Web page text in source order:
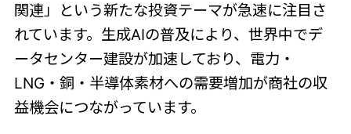
関連」という新たな投資テーマが急速に注目さ
れています。生成AIの普及により、世界中でデ
ータセンター建設が加速しており、電力・
LNG・銅・半導体素材への需要増加が商社の収
益機会につながっています。